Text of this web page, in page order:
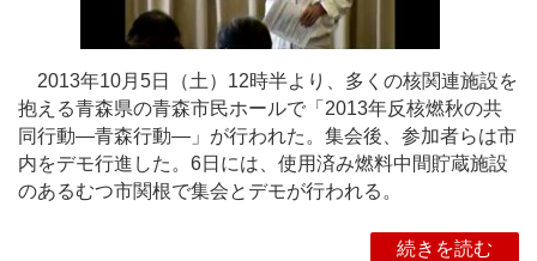
2013年10月5日（土）12時半より、多くの核関連施設を
抱える青森県の青森市民ホールで「2013年反核燃秋の共
同行動―青森行動―」が行われた。集会後、参加者らは市
内をデモ行進した。6日には、使用済み燃料中間貯蔵施設
のあるむつ市関根で集会とデモが行われる。
続きを読む